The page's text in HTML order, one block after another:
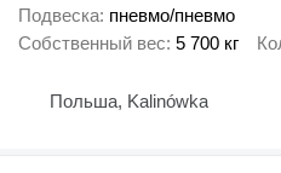
Подвеска пневмо/пневмо
Собственный вес 5 700 кг
Польша, Kalinówka